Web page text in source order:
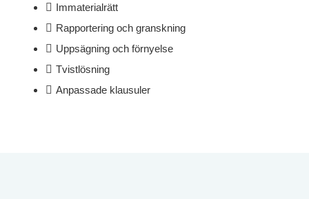
Immaterialrätt
Rapportering och granskning
Uppsägning och förnyelse
Tvistlösning
Anpassade klausuler